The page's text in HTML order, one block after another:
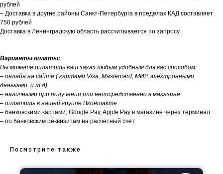
рублей
– Доставка в другие районы Санкт-Петербурга в пределах КАД составляет
750 рублей
Доставка в Ленинградскую область рассчитывается по запросу.
Варианты оплаты:
Вы можете оплатить ваш заказ любым удобным для вас способом:
– онлайн на сайте ( картами Visa, Mastercard, МИР, электронными
деньгами, и т.д)
– наличными при получении или непосредственно в магазине
– оплатить в нашей группе Вконтакте
– банковскими картами, Google Pay, Apple Pay в магазине через терминал
– по банковским реквизитам на расчетный счет
Посмотрите также